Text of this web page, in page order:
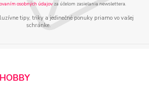
osobných údajov za účelom zasielania newslettera.
tipy, triky a jedinečné ponuky priamo vo vašej
schránke.